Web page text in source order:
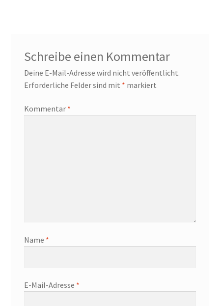
Schreibe einen Kommentar
Deine E-Mail-Adresse wird nicht veröffentlicht.
Erforderliche Felder sind mit * markiert
Kommentar *
Name *
E-Mail-Adresse *